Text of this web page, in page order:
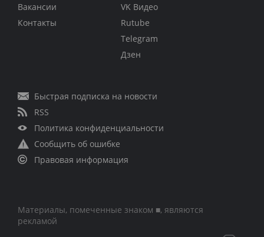
Вакансии
Контакты
VK Видео
Rutube
Telegram
Дзен
Быстрая подписка на новости
RSS
Политика конфиденциальности
Сообщить об ошибке
Правовая информация
Материалы, помеченные знаком ■, являются
рекламой